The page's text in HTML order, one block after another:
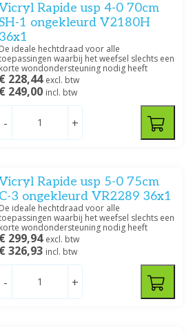
Rapide usp 4-0 70cm
1 ongekleurd V2180H
36x1
De ideale hechtdraad voor alle
waarbij het weefsel slechts een
korte wondondersteuning nodig heeft
€ 228,44 excl. btw
€ 249,00 incl. btw
- +
Rapide usp 5-0 75cm
C-3 ongekleurd VR2289 36x1
De ideale hechtdraad voor alle
waarbij het weefsel slechts een
korte wondondersteuning nodig heeft
€ 299,94 excl. btw
€ 326,93 incl. btw
- +